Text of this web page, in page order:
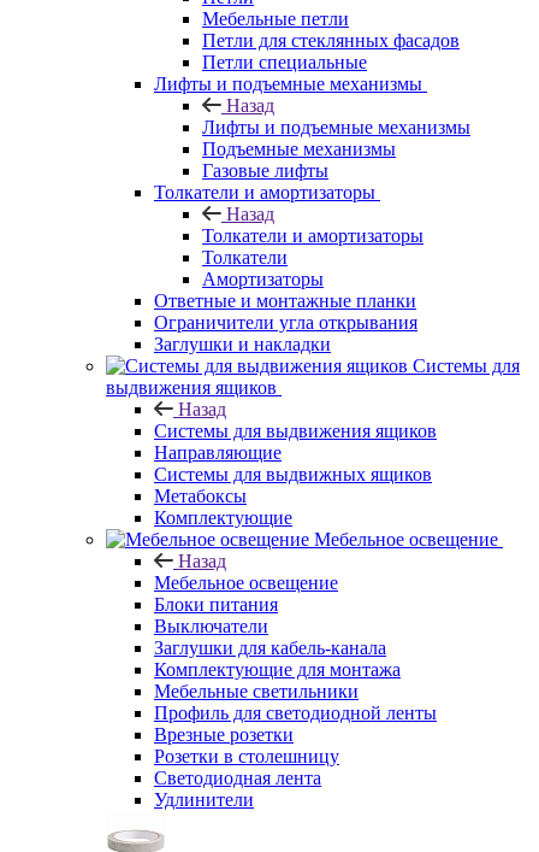
Мебельные петли
Петли для стеклянных фасадов
Петли специальные
Лифты и подъемные механизмы
Назад
Лифты и подъемные механизмы
Подъемные механизмы
Газовые лифты
Толкатели и амортизаторы
Назад
Толкатели и амортизаторы
Толкатели
Амортизаторы
Ответные и монтажные планки
Ограничители угла открывания
Заглушки и накладки
Системы для
выдвижения ящиков
Назад
Системы для выдвижения ящиков
Направляющие
Системы для выдвижных ящиков
Метабоксы
Комплектующие
Мебельное освещение
Назад
Мебельное освещение
Блоки питания
Выключатели
Заглушки для кабель-канала
Комплектующие для монтажа
Мебельные светильники
Профиль для светодиодной ленты
Врезные розетки
Розетки в столешницу
Светодиодная лента
Удлинители